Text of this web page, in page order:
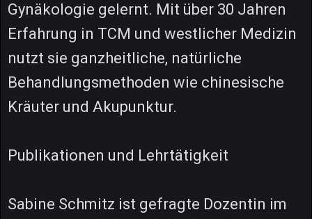
Gynäkologie gelernt. Mit über 30 Jahren
Erfahrung in TCM und westlicher Medizin
nutzt sie ganzheitliche, natürliche
Behandlungsmethoden wie chinesische
Kräuter und Akupunktur.
Publikationen und Lehrtätigkeit
Sabine Schmitz ist gefragte Dozentin im